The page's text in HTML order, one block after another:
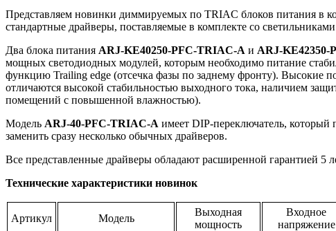
Представляем новинки диммируемых по TRIAC блоков питания в
стандартные драйверы, поставляемые в комплекте со
Два блока питания ARJ-KE40250-PFC-TRIAC-A и ARJ-KE42350-
мощных светодиодных модулей, которым необходимо питание
функцию Trailing edge (отсечка фазы по заднему фронту). Высокие
отличаются высокой стабильностью выходного тока, наличием
помещений с повышенной влажностью).
Модель ARJ-40-PFC-TRIAC-A имеет DIP-переключатель,
заменить сразу несколько обычных драйверов.
Все представленные драйверы обладают расширенной гарантией 5
Технические характеристики новинок
Артикул Модель
Выходная
мощность
Входное
напряжение